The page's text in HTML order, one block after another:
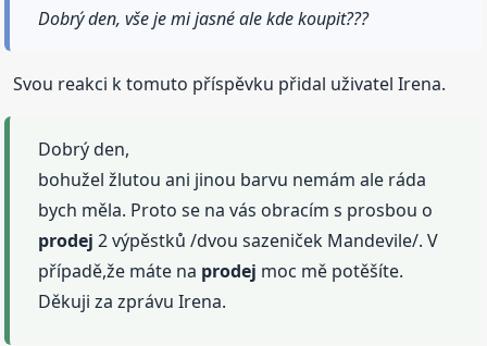
Dobrý den, vše je mi jasné ale kde koupit???
Svou reakci k tomuto příspěvku přidal uživatel Irena.
Dobrý den,
bohužel žlutou ani jinou barvu nemám ale ráda
bych měla. Proto se na vás obracím s prosbou o
prodej 2 výpěstků /dvou sazeniček Mandevile/. V
případě,že máte na prodej moc mě potěšíte.
Děkuji za zprávu Irena.